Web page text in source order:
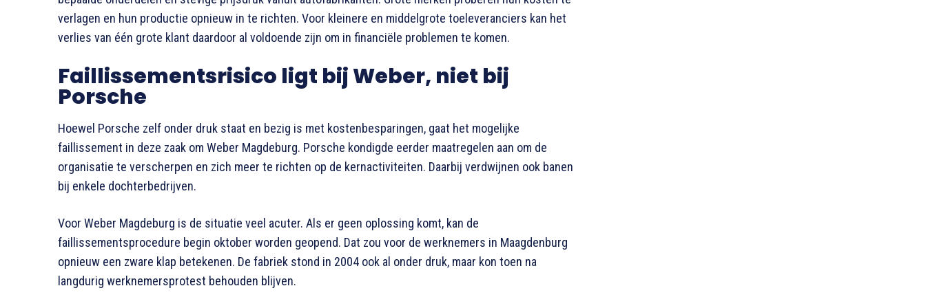
verlagen en hun productie opnieuw in te richten. Voor kleinere en middelgrote toeleveranciers kan het
verlies van één grote klant daardoor al voldoende zijn om in financiële problemen te komen.
Faillissementsrisico ligt bij Weber, niet bij
Porsche
Hoewel Porsche zelf onder druk staat en bezig is met kostenbesparingen, gaat het mogelijke
faillissement in deze zaak om Weber Magdeburg. Porsche kondigde eerder maatregelen aan om de
organisatie te verscherpen en zich meer te richten op de kernactiviteiten. Daarbij verdwijnen ook banen
bij enkele dochterbedrijven.
Voor Weber Magdeburg is de situatie veel acuter. Als er geen oplossing komt, kan de
faillissementsprocedure begin oktober worden geopend. Dat zou voor de werknemers in Maagdenburg
opnieuw een zware klap betekenen. De fabriek stond in 2004 ook al onder druk, maar kon toen na
langdurig werknemersprotest behouden blijven.